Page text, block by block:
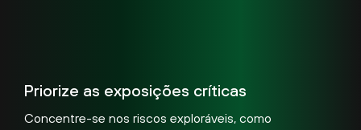
Priorize as exposições críticas
Concentre-se nos riscos exploráveis, como